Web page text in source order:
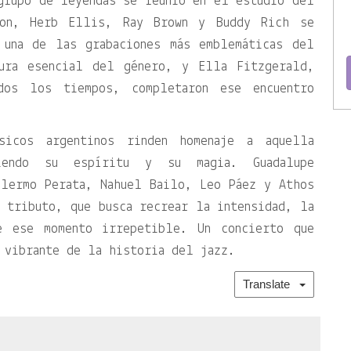
Herb Ellis, Ray Brown y Buddy Rich se
de las grabaciones más emblemáticas del
esencial del género, y Ella Fitzgerald,
los tiempos, completaron ese encuentro
argentinos rinden homenaje a aquella
su espíritu y su magia. Guadalupe
Perata, Nahuel Bailo, Leo Páez y Athos
tributo, que busca recrear la intensidad, la
momento irrepetible. Un concierto que
vibrante de la historia del jazz.
Translate